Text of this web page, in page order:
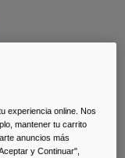
experiencia online. Nos
mantener tu carrito
anuncios más
y Continuar",